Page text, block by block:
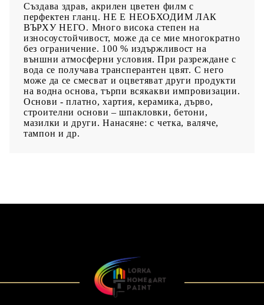
Създава здрав, акрилен цветен филм с
перфектен гланц. НЕ Е НЕОБХОДИМ ЛАК
ВЪРХУ НЕГО. Много висока степен на
износоустойчивост, може да се мие многократно
без ограничение. 100 % издържливост на
външни атмосферни условия. При разреждане с
вода се получава трансперантен цвят. С него
може да се смесват и оцветяват други продукти
на водна основа, търпи всякакви импровизации.
Основи - платно, хартия, керамика, дърво,
строителни основи – шпакловки, бетони,
мазилки и други. Нанасяне: с четка, валяче,
тампон и др.